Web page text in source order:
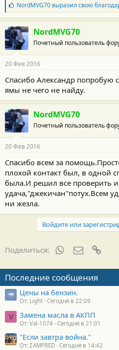
Б
л
а
г
о
д
а
н
с
т
и
:
NordMVG70выразил свою
NordMVG70
Почетный пользователь
20 Фев 2016
Спасибо Александр попробую
ямы не чего не найду.
NordMVG70
Почетный пользователь
20 Фев 2016
Спасибо всем за
плохой контакт был, в одной
была.И решил все проверить
удача,"джекичан"потух.Всем
ни жезла.
Войдите или
Поделиться: WhatsApp
Последние сообщения
Цены на бензин.
От: Light Сегодня в 22:09
V Замена масла в АКПП
От: Val-1074 Сегодня в 21:01
"Если завтра война."
От: ZAMPRED Сегодня в 14:42